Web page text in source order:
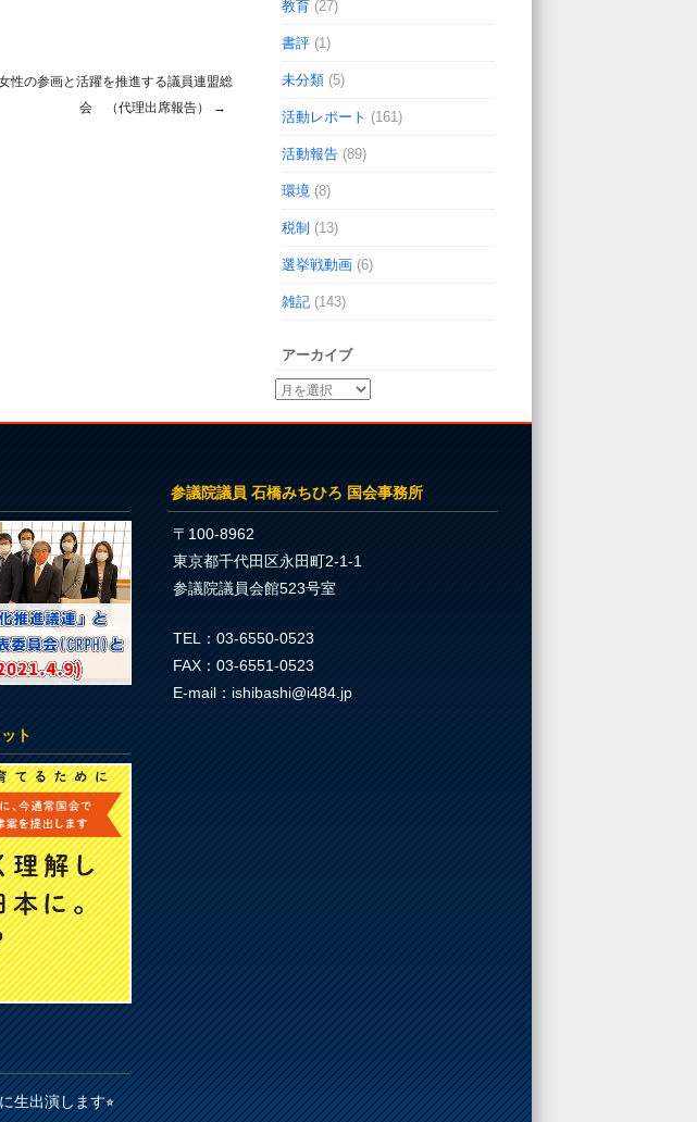
性の参画と活躍を推進する議員連盟総
会 （代理出席報告）
→
教育 (27)
書評 (1)
未分類 (5)
活動レポート (161)
活動報告 (89)
環境 (8)
税制 (13)
選挙戦動画 (6)
雑記 (143)
アーカイブ
ト
生出演します⭐︎
参議院議員 石橋みちひろ 国会事務所
〒100-8962
東京都千代田区永田町2-1-1
参議院議員会館523号室
TEL：03-6550-0523
FAX：03-6551-0523
E-mail：ishibashi@i484.jp